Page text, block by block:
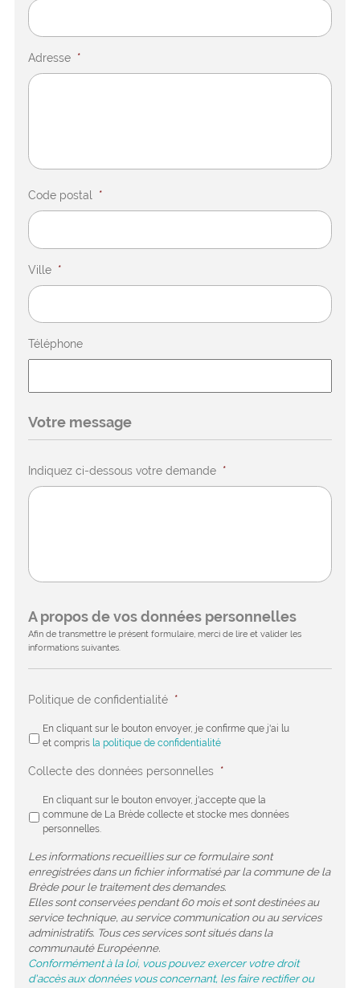
Adresse *
Code postal *
Ville *
Téléphone
Votre message
Indiquez ci-dessous votre demande *
A propos de vos données personnelles
Afin de transmettre le présent formulaire, merci de lire et valider les
informations suivantes.
Politique de confidentialité *
En cliquant sur le bouton envoyer, je confirme que j'ai lu
et compris la politique de confidentialité
Collecte des données personnelles *
En cliquant sur le bouton envoyer, j'accepte que la
commune de La Brède collecte et stocke mes données
personnelles.
Les informations recueillies sur ce formulaire sont
enregistrées dans un fichier informatisé par la commune de la
Brède pour le traitement des demandes.
Elles sont conservées pendant 60 mois et sont destinées au
service technique, au service communication ou au services
administratifs. Tous ces services sont situés dans la
communauté Européenne.
Conformément à la loi, vous pouvez exercer votre droit
d'accès aux données vous concernant, les faire rectifier ou